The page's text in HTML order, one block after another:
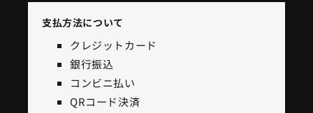
支払方法について
クレジットカード
銀行振込
コンビニ払い
QRコード決済